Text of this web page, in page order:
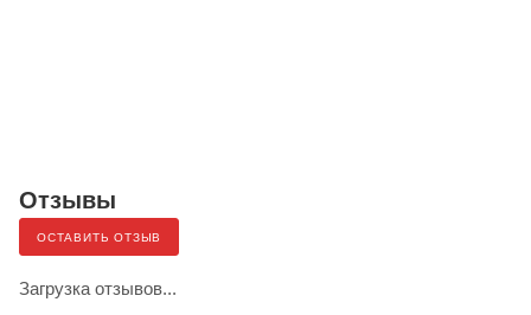
Отзывы
ОСТАВИТЬ ОТЗЫВ
Загрузка отзывов...